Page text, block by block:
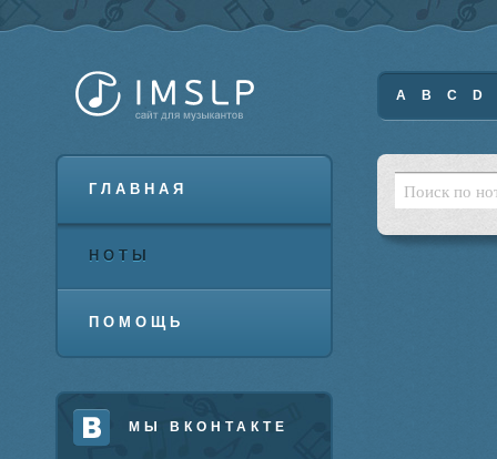
ГЛАВНАЯ
НОТЫ
ПОМОЩЬ
МЫ ВКОНТАКТЕ
A B C D